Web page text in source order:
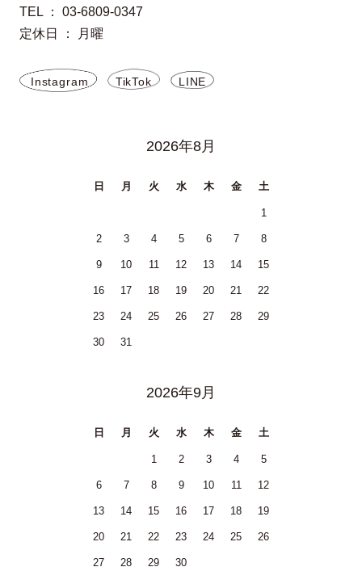
TEL ： 03-6809-0347
定休日 ： 月曜
Instagram TikTok LINE
2026年8月
日 月 火 水 木 金 土
1
2 3 4 5 6 7 8
9 10 11 12 13 14 15
16 17 18 19 20 21 22
23 24 25 26 27 28 29
30 31
2026年9月
日 月 火 水 木 金 土
1 2 3 4 5
6 7 8 9 10 11 12
13 14 15 16 17 18 19
20 21 22 23 24 25 26
27 28 29 30